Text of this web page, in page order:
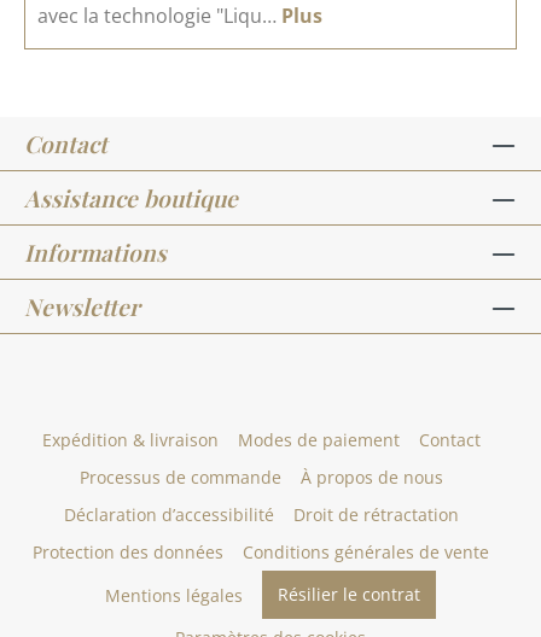
avec la technologie "Liqu… Plus
Contact
Assistance boutique
Informations
Newsletter
Expédition & livraison Modes de paiement
Contact
Processus de commande
À propos de nous
Déclaration d’accessibilité
Droit de rétractation
Protection des données
Conditions générales de vente
Mentions légales
Résilier le contrat